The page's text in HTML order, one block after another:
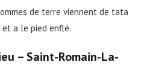
de terre viennent de tata
et a le pied enflé.
– Saint-Romain-La-